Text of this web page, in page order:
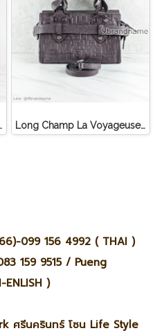
Hand Bag Long Champ La Voyageuse Bag Leather
099 156 4992 ( THAI )
159 9515 / Pueng
ENLISH )
ศรีนครินทร์ โซน Life Style